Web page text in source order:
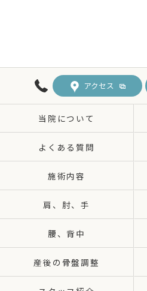
アクセス
当院について
よくある質問
施術内容
肩、肘、手
腰、背中
産後の骨盤調整